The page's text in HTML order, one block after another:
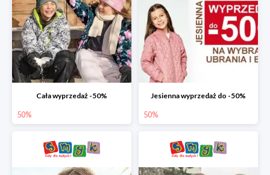
Cała wyprzedaż -50%
50%
Jesienna wyprzedaż do -50%
50%